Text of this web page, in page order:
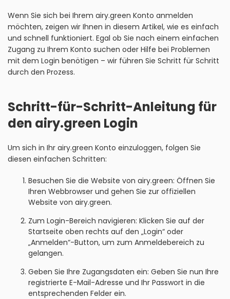
Wenn Sie sich bei Ihrem airy.green Konto anmelden
möchten, zeigen wir Ihnen in diesem Artikel, wie es einfach
und schnell funktioniert. Egal ob Sie nach einem einfachen
Zugang zu Ihrem Konto suchen oder Hilfe bei Problemen
mit dem Login benötigen – wir führen Sie Schritt für Schritt
durch den Prozess.
Schritt-für-Schritt-Anleitung für
den airy.green Login
Um sich in Ihr airy.green Konto einzuloggen, folgen Sie
diesen einfachen Schritten:
Besuchen Sie die Website von airy.green: Öffnen Sie
Ihren Webbrowser und gehen Sie zur offiziellen
Website von airy.green.
Zum Login-Bereich navigieren: Klicken Sie auf der
Startseite oben rechts auf den „Login“ oder
„Anmelden“-Button, um zum Anmeldebereich zu
gelangen.
Geben Sie Ihre Zugangsdaten ein: Geben Sie nun Ihre
registrierte E-Mail-Adresse und Ihr Passwort in die
entsprechenden Felder ein.